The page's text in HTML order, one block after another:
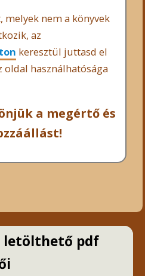
melyek nem a könyvek
az
keresztül juttasd el
oldal használhatósága
a megértő és
letölthető pdf